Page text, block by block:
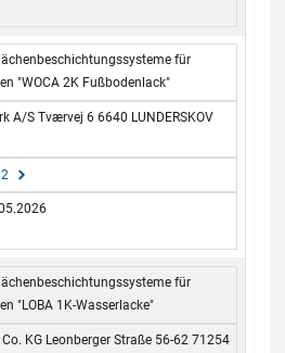
für
"WOCA 2K Fußbodenlack"
A/S Tværvej 6 6640 LUNDERSKOV
für
"LOBA 1K-Wasserlacke"
Co. KG Leonberger Straße 56-62 71254